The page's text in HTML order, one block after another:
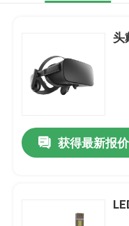
头
获得最新报价